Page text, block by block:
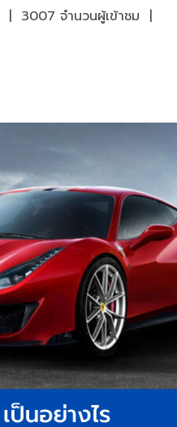
| 3007 จำนวนผู้เข้าชม |